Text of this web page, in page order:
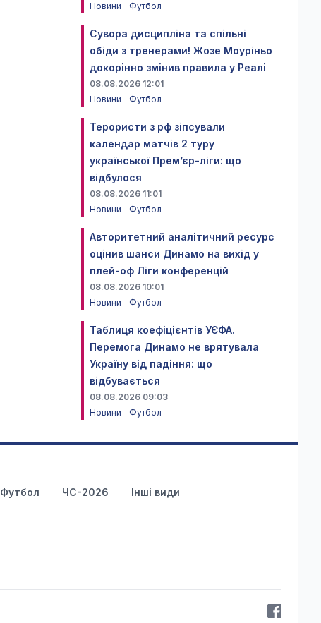
Новини
Футбол
Сувора дисципліна та спільні
обіди з тренерами! Жозе Моуріньо
докорінно змінив правила у Реалі
08.08.2026 12:01
Новини
Футбол
Терористи з рф зіпсували
календар матчів 2 туру
української Прем’єр-ліги: що
відбулося
08.08.2026 11:01
Новини
Футбол
Авторитетний аналітичний ресурс
оцінив шанси Динамо на вихід у
плей-оф Ліги конференцій
08.08.2026 10:01
Новини
Футбол
Таблиця коефіцієнтів УЄФА.
Перемога Динамо не врятувала
Україну від падіння: що
відбувається
08.08.2026 09:03
Новини
Футбол
Футбол ЧС-2026 Інші види